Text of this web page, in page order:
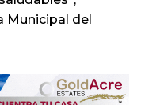
Municipal del